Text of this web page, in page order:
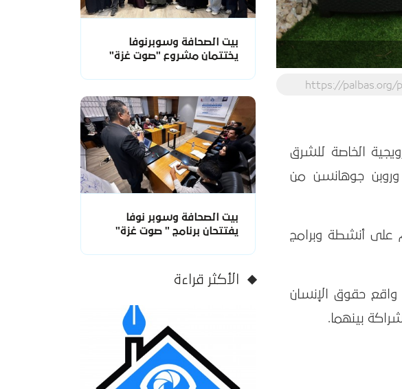
https://palbas.org/
نوفمبر 2022م، المبعوثة النرويجية الخاصة للشرق
وروبن جوهانسن من
على أنشطة وبرامج
واقع حقوق الإنسان
بينهما.
بيت الصحافة وسوبرنوفا
يختتمان مشروع "صوت غزة"
بيت الصحافة وسوبر نوفا
يفتتحان برنامج " صوت غزة"
الأكثر قراءة